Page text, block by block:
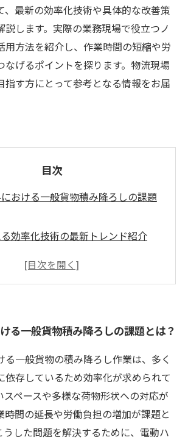
、最新の効率化技術や具体的な改善策
説します。実際の業務現場で役立つノ
用方法を紹介し、作業時間の短縮や労
なげるポイントを探ります。物流現場
指す方にとって参考となる情報をお届
目次
おける一般貨物積み降ろしの課題
効率化技術の最新トレンド紹介
作業を改善する具体的なポイント解
貨物積み降ろしに必要な新技術と
般貨物積み降ろし効率化のまとめ
かる！軽貨物積み降ろし効率化の
ク
る一般貨物積み降ろしの課題とは？
る一般貨物の積み降ろし作業は、多く
依存しているため効率化が求められて
スペースや多様な荷物形状への対応が
時間の延長や労働負担の増加が課題と
うした問題を解決するために、電動ハ